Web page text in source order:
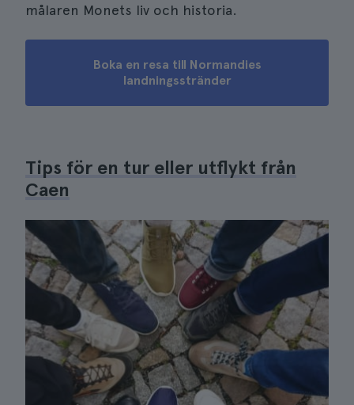
målaren Monets liv och historia.
Boka en resa till Normandies
landningsstränder
Tips för en tur eller utflykt från
Caen